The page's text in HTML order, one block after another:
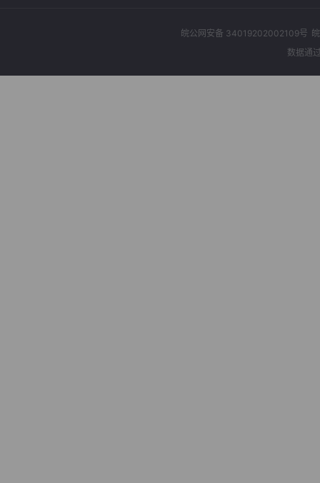
皖公网安备 34019202002109号
数据通